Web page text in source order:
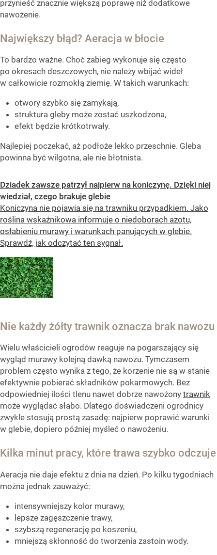
przynieść znacznie większą poprawę niż dodatkowe
nawożenie.
Największy błąd? Aeracja w błocie
To bardzo ważne. Choć zabieg wykonuje się często
po okresach deszczowych, nie należy wbijać wideł
w całkowicie rozmokłą ziemię. W takich warunkach:
otwory szybko się zamykają,
struktura gleby może zostać uszkodzona,
efekt będzie krótkotrwały.
Najlepiej poczekać, aż podłoże lekko przeschnie. Gleba
powinna być wilgotna, ale nie błotnista.
Dziadek zawsze patrzył najpierw na koniczynę. Dzięki niej
wiedział, czego brakuje glebie
Koniczyna nie pojawia się na trawniku przypadkiem. Jako
roślina wskaźnikowa informuje o niedoborach azotu,
osłabieniu murawy i warunkach panujących w glebie.
Sprawdź, jak odczytać ten sygnał.
Nie każdy żółty trawnik oznacza brak nawozu
Wielu właścicieli ogrodów reaguje na pogarszający się
wygląd murawy kolejną dawką nawozu. Tymczasem
problem często wynika z tego, że korzenie nie są w stanie
efektywnie pobierać składników pokarmowych. Bez
odpowiedniej ilości tlenu nawet dobrze nawożony trawnik
może wyglądać słabo. Dlatego doświadczeni ogrodnicy
zwykle stosują prostą zasadę: najpierw poprawić warunki
w glebie, dopiero później myśleć o nawożeniu.
Kilka minut pracy, które trawa szybko odczuje
Aeracja nie daje efektu z dnia na dzień. Po kilku tygodniach
można jednak zauważyć:
intensywniejszy kolor murawy,
lepsze zagęszczenie trawy,
szybszą regenerację po koszeniu,
mniejszą skłonność do tworzenia zastoin wody.